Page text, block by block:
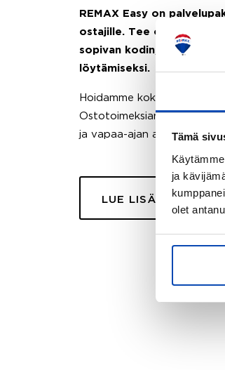
Tämä
ja
olet
REMAX Easy on
ostajille. Tee
sopivan kodin, eikä sinun
löytämiseksi.
Hoidamme koko
ja vapaa-ajan asuntojen
LUE LISÄÄ